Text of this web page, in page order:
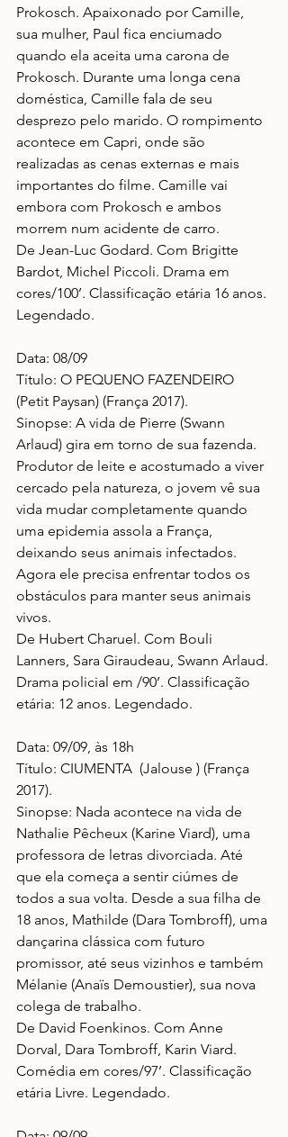
Prokosch. Apaixonado por Camille,
sua mulher, Paul fica enciumado
quando ela aceita uma carona de
Prokosch. Durante uma longa cena
doméstica, Camille fala de seu
desprezo pelo marido. O rompimento
acontece em Capri, onde são
realizadas as cenas externas e mais
importantes do filme. Camille vai
embora com Prokosch e ambos
morrem num acidente de carro.
De Jean-Luc Godard. Com Brigitte
Bardot, Michel Piccoli. Drama em
cores/100’. Classificação etária 16 anos.
Legendado.
Data: 08/09
Título: O PEQUENO FAZENDEIRO
(Petit Paysan) (França 2017).
Sinopse: A vida de Pierre (Swann
Arlaud) gira em torno de sua fazenda.
Produtor de leite e acostumado a viver
cercado pela natureza, o jovem vê sua
vida mudar completamente quando
uma epidemia assola a França,
deixando seus animais infectados.
Agora ele precisa enfrentar todos os
obstáculos para manter seus animais
vivos.
De Hubert Charuel. Com Bouli
Lanners, Sara Giraudeau, Swann Arlaud.
Drama policial em /90’. Classificação
etária: 12 anos. Legendado.
Data: 09/09, às 18h
Título: CIUMENTA  (Jalouse ) (França
2017).
Sinopse: Nada acontece na vida de
Nathalie Pêcheux (Karine Viard), uma
professora de letras divorciada. Até
que ela começa a sentir ciúmes de
todos a sua volta. Desde a sua filha de
18 anos, Mathilde (Dara Tombroff), uma
dançarina clássica com futuro
promissor, até seus vizinhos e também
Mélanie (Anaïs Demoustier), sua nova
colega de trabalho.
De David Foenkinos. Com Anne
Dorval, Dara Tombroff, Karin Viard.
Comédia em cores/97’. Classificação
etária Livre. Legendado.